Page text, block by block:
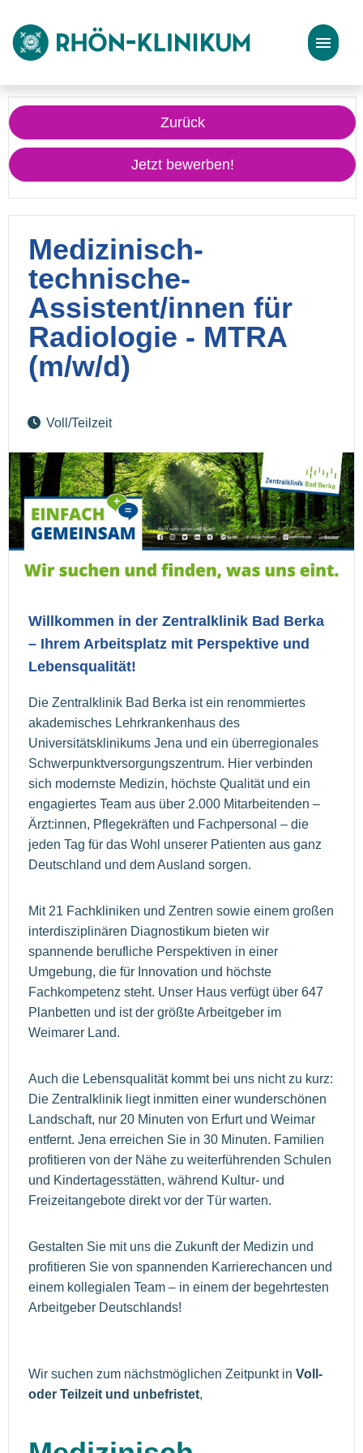
Stellenangebote
Bewerbungstipps
Zurück
Jetzt bewerben!
Medizinisch-
technische-
Assistent/innen für
Radiologie - MTRA
(m/w/d)
Voll/Teilzeit
Willkommen in der Zentralklinik Bad Berka
– Ihrem Arbeitsplatz mit Perspektive und
Lebensqualität!
Die Zentralklinik Bad Berka ist ein renommiertes
akademisches Lehrkrankenhaus des
Universitätsklinikums Jena und ein überregionales
Schwerpunktversorgungszentrum. Hier verbinden
sich modernste Medizin, höchste Qualität und ein
engagiertes Team aus über 2.000 Mitarbeitenden –
Ärzt:innen, Pflegekräften und Fachpersonal – die
jeden Tag für das Wohl unserer Patienten aus ganz
Deutschland und dem Ausland sorgen.
Mit 21 Fachkliniken und Zentren sowie einem großen
interdisziplinären Diagnostikum bieten wir
spannende berufliche Perspektiven in einer
Umgebung, die für Innovation und höchste
Fachkompetenz steht. Unser Haus verfügt über 647
Planbetten und ist der größte Arbeitgeber im
Weimarer Land.
Auch die Lebensqualität kommt bei uns nicht zu kurz:
Die Zentralklinik liegt inmitten einer wunderschönen
Landschaft, nur 20 Minuten von Erfurt und Weimar
entfernt. Jena erreichen Sie in 30 Minuten. Familien
profitieren von der Nähe zu weiterführenden Schulen
und Kindertagesstätten, während Kultur- und
Freizeitangebote direkt vor der Tür warten.
Gestalten Sie mit uns die Zukunft der Medizin und
profitieren Sie von spannenden Karrierechancen und
einem kollegialen Team – in einem der begehrtesten
Arbeitgeber Deutschlands!
Wir suchen zum nächstmöglichen Zeitpunkt in Voll-
oder Teilzeit und unbefristet,